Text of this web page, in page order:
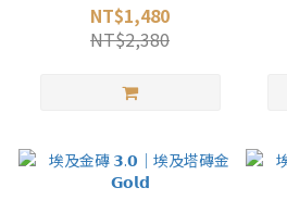
NT$1,480
NT$2,380